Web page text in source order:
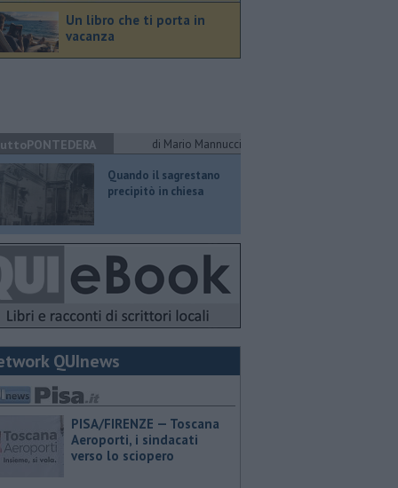
Un libro che ti porta in
vacanza
di Mario Mannucci
Quando il sagrestano
precipitò in chiesa
QUInews
PISA/FIRENZE — Toscana
Aeroporti, i sindacati
verso lo sciopero